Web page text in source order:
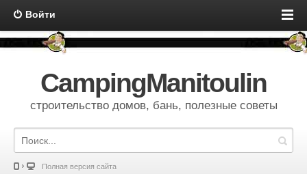
Войти
CampingManitoulin
строительство домов, бань, полезные советы
Полная версия сайта